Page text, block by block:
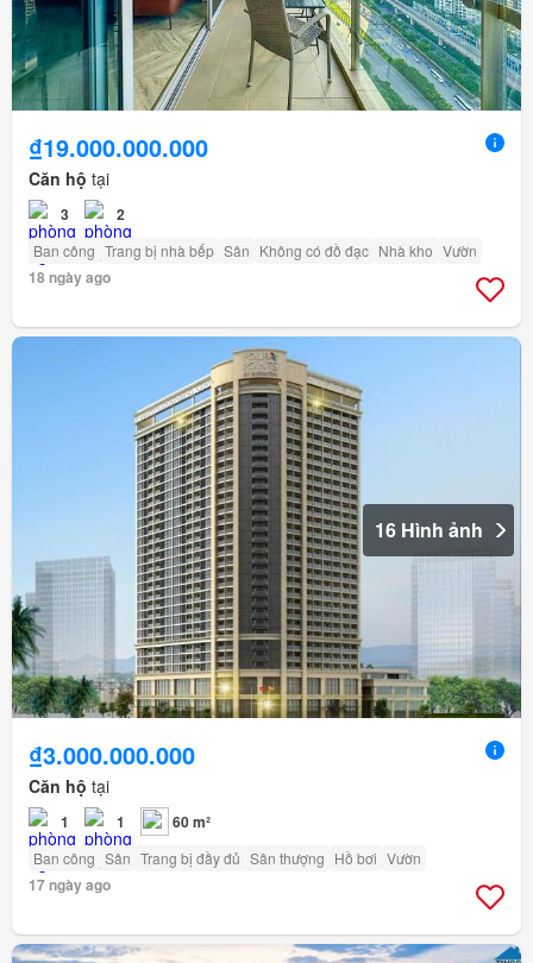
₫19.000.000.000
Căn hộ tại
3 2
Ban công Trang bị nhà bếp Sân Không có đồ đạc Nhà kho Vườn
18 ngày ago
16 Hình ảnh
₫3.000.000.000
Căn hộ tại
1 1 60 m²
Ban công Sân Trang bị đầy đủ Sân thượng Hồ bơi Vườn
17 ngày ago